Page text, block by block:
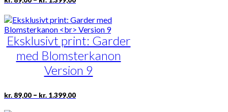
kr. 89,00
kr. 1.399,00
vare
har
flere
varianter.
Mulighederne
kan
vælges
på
Eksklusivt print: Garder
med Blomsterkanon
Version 9
kr. 89,00 – kr. 1.399,00Prisinterval:
kr. 89,00
Dette
vare